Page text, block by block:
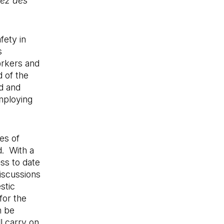
in
and
of the
and
of
With a
to date
the
be